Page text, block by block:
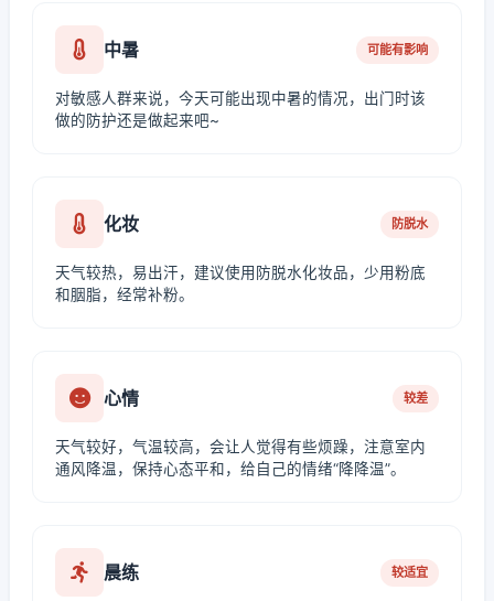
中暑 可能有影响
对敏感人群来说，今天可能出现中暑的情况，出门时该
做的防护还是做起来吧~
化妆 防脱水
天气较热，易出汗，建议使用防脱水化妆品，少用粉底
和胭脂，经常补粉。
心情 较差
天气较好，气温较高，会让人觉得有些烦躁，注意室内
通风降温，保持心态平和，给自己的情绪“降降温”。
晨练 较适宜